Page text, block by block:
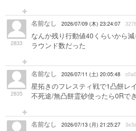
2833
名前なし 2026/07/09 (木) 23:24:07
なんか残り行動値40くらいから
ラウンド数だった
2835
名前なし 2026/07/11 (土) 20:05:48
星拓きのフレスティ戦で1凸餅レ
不死途/無凸餅霊砂使ったら0Rで
名前なし 2026/07/13 (月) 21:25:27